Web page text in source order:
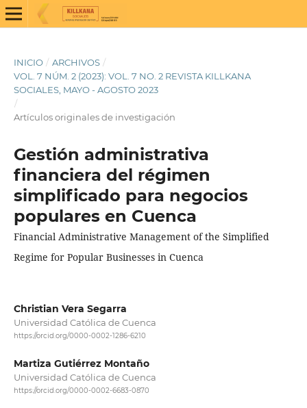
INICIO / ARCHIVOS /
VOL. 7 NÚM. 2 (2023): VOL. 7 NO. 2 REVISTA KILLKANA
SOCIALES, MAYO - AGOSTO 2023
/
Artículos originales de investigación
Gestión administrativa
financiera del régimen
simplificado para negocios
populares en Cuenca
Financial Administrative Management of the Simplified
Regime for Popular Businesses in Cuenca
Christian Vera Segarra
Universidad Católica de Cuenca
https://orcid.org/0000-0002-1286-6210
Martiza Gutiérrez Montaño
Universidad Católica de Cuenca
https://orcid.org/0000-0002-6683-0870